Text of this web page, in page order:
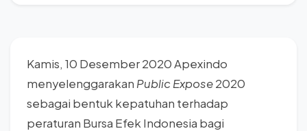
Kamis, 10 Desember 2020 Apexindo
menyelenggarakan Public Expose2020
sebagai bentuk kepatuhan terhadap
peraturan Bursa Efek Indonesia bagi